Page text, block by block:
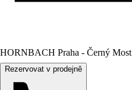
HORNBACH Praha - Černý Most
Rezervovat v prodejně